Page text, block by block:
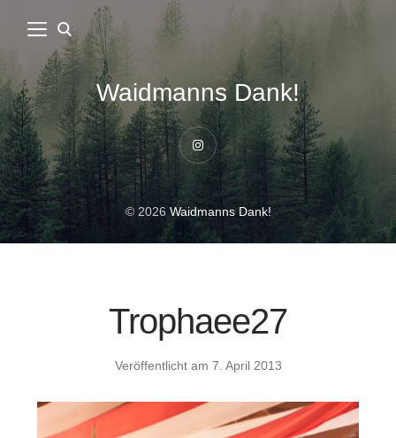
Waidmanns Dank!
Instagram
© 2026Waidmanns Dank!
Trophaee27
Veröffentlicht am 7. April 2013